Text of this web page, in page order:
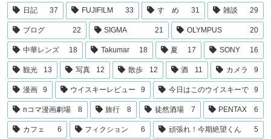
日記 37 FUJIFILM 33 すゝめ 31 雑談 29
ブログ 22 SIGMA 21 OLYMPUS 20
中華レンズ 18 Takumar 18 夏 17 SONY 16
観光 13 写真 12 散歩 12 酒 11 カメラ 9
漫画 9 ウイスキーレビュー 9 今日はこのウイスキーで 9
nコマ漫画劇場 8 旅行 8 徒然酒場 7 PENTAX 6
カフェ 6 フィクション 6 頑張れ！今期絶望くん 5